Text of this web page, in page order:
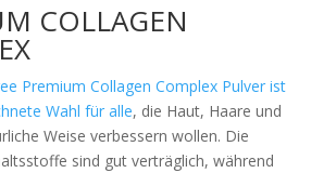
COLLAGEN
Premium Collagen Complex Pulver ist
Wahl für alle, die Haut, Haare und
Weise verbessern wollen. Die
sind gut verträglich, während